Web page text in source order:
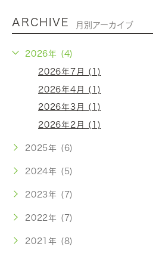
ARCHIVE 月別アーカイブ
2026年 (4)
2026年7月 (1)
2026年4月 (1)
2026年3月 (1)
2026年2月 (1)
2025年 (6)
2024年 (5)
2023年 (7)
2022年 (7)
2021年 (8)